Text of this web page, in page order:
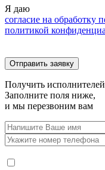
Я даю
согласие на обработку
политикой
Получить исполнителей
Заполните поля ниже,
и мы перезвоним вам